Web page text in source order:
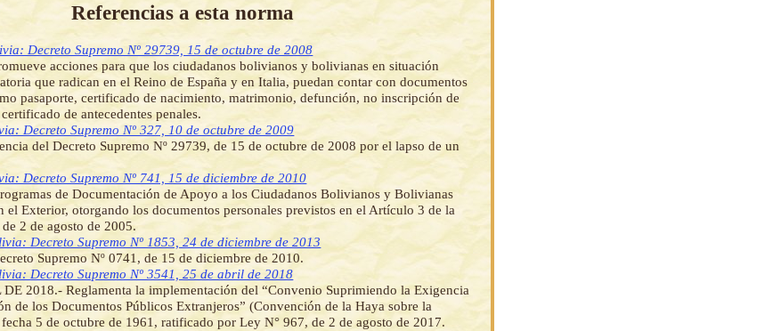
Referencias a esta norma
Decreto Supremo Nº 29739, 15 de octubre de 2008
acciones para que los ciudadanos bolivianos y bolivianas en situación
que radican en el Reino de España y en Italia, puedan contar con documentos
pasaporte, certificado de nacimiento, matrimonio, defunción, no inscripción de
de antecedentes penales.
Decreto Supremo Nº 327, 10 de octubre de 2009
del Decreto Supremo Nº 29739, de 15 de octubre de 2008 por el lapso de un
Decreto Supremo Nº 741, 15 de diciembre de 2010
de Documentación de Apoyo a los Ciudadanos Bolivianos y Bolivianas
el Exterior, otorgando los documentos personales previstos en el Artículo 3 de la
2 de agosto de 2005.
Decreto Supremo Nº 1853, 24 de diciembre de 2013
Supremo Nº 0741, de 15 de diciembre de 2010.
Decreto Supremo Nº 3541, 25 de abril de 2018
2018.- Reglamenta la implementación del “Convenio Suprimiendo la Exigencia
de los Documentos Públicos Extranjeros” (Convención de la Haya sobre la
5 de octubre de 1961, ratificado por Ley N° 967, de 2 de agosto de 2017.